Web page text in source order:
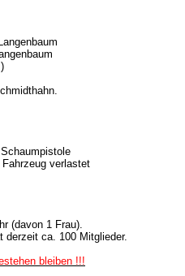
verlastet
(davon 1 Frau).
derzeit ca. 100 Mitglieder.
bleiben !!!